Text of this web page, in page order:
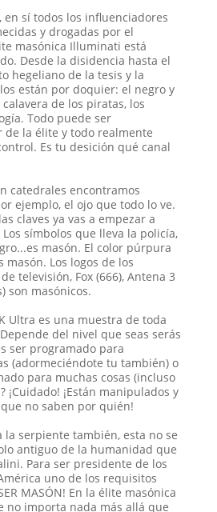
en sí todos los influenciadores
y drogadas por el
masónica Illuminati está
Desde la disidencia hasta el
hegeliano de la tesis y la
están por doquier: el negro y
de los piratas, los
Todo puede ser
la élite y todo realmente
Es tu desición qué canal
catedrales encontramos
ejemplo, el ojo que todo lo ve.
claves ya vas a empezar a
símbolos que lleva la policía,
masón. El color púrpura
masón. Los logos de los
televisión, Fox (666), Antena 3
son masónicos.
Ultra es una muestra de toda
del nivel que seas serás
ser programado para
(adormeciéndote tu también) o
para muchas cosas (incluso
¡Cuidado! ¡Están manipulados y
no saben por quién!
la serpiente también, esta no se
antiguo de la humanidad que
Para ser presidente de los
uno de los requisitos
MASÓN! En la élite masónica
no importa nada más allá que